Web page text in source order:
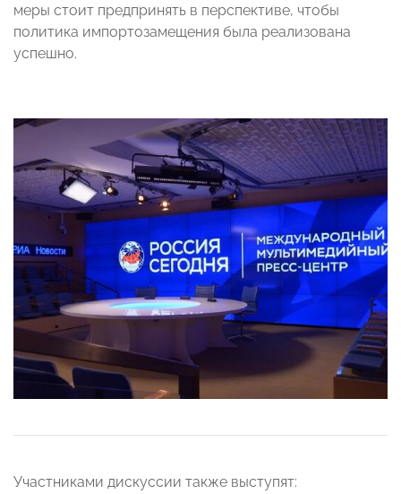
меры стоит предпринять в перспективе, чтобы
политика импортозамещения была реализована
успешно.
Участниками дискуссии также выступят: